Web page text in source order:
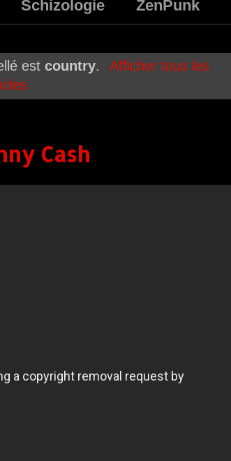
Schizologie ZenPunk
estcountry.
Afficher tous les
Cash